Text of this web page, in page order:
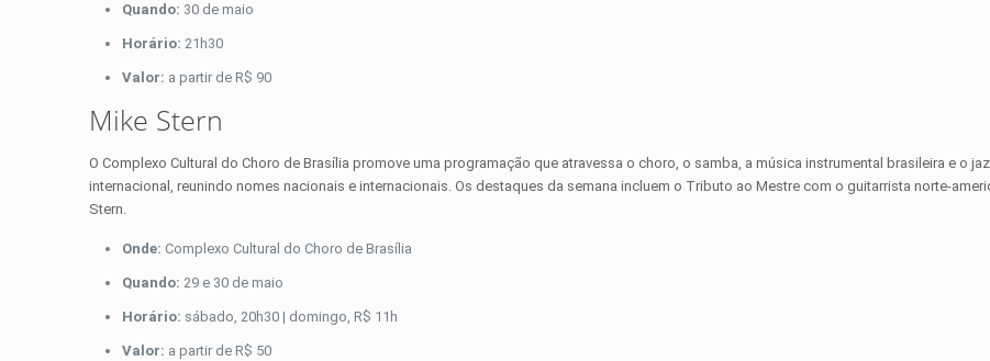
Quando: 30 de maio
Horário: 21h30
Valor: a partir de R$ 90
Mike Stern
O Complexo Cultural do Choro de Brasília promove uma programação que atravessa o choro, o samba, a música instrumental brasileira e o
internacional, reunindo nomes nacionais e internacionais. Os destaques da semana incluem o Tributo ao Mestre com o guitarrista norte-
Stern.
Onde:Complexo Cultural do Choro de Brasília
Quando: 29 e 30 de maio
Horário: sábado, 20h30 | domingo, R$ 11h
Valor: a partir de R$ 50